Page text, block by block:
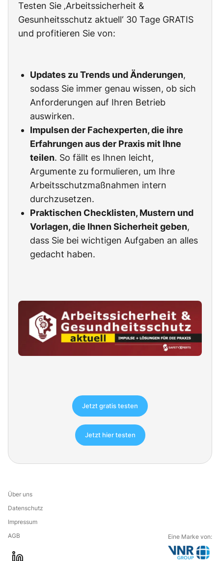
Testen Sie ‚Arbeitssicherheit &
Gesunheitsschutz aktuell‘ 30 Tage GRATIS
und profitieren Sie von:
Updates zu Trends und Änderungen,
sodass Sie immer genau wissen, ob sich
Anforderungen auf Ihren Betrieb
auswirken.
Impulsen der Fachexperten, die ihre
Erfahrungen aus der Praxis mit Ihne
teilen. So fällt es Ihnen leicht,
Argumente zu formulieren, um Ihre
Arbeitsschutzmaßnahmen intern
durchzusetzen.
Praktischen Checklisten, Mustern und
Vorlagen, die Ihnen Sicherheit geben,
dass Sie bei wichtigen Aufgaben an alles
gedacht haben.
Jetzt gratis testen
Jetzt hier testen
Über uns
Datenschutz
Impressum
AGB
Eine Marke von: